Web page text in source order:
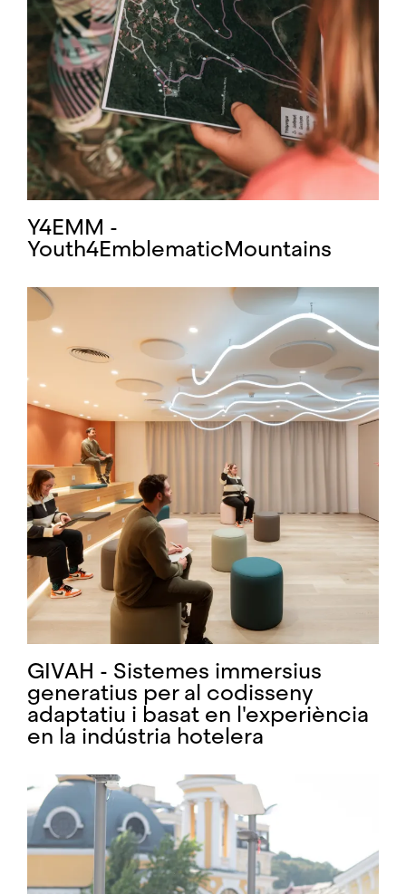
Y4EMM -
Youth4EmblematicMountains
GIVAH - Sistemes immersius
generatius per al codisseny
adaptatiu i basat en l'experiència
en la indústria hotelera